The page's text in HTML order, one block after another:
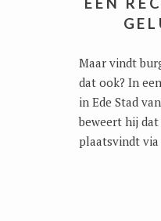
Maar vindt
dat ook? In
in Ede Stad
beweert hij
plaatsvindt